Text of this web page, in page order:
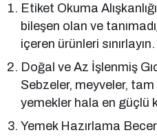
Etiket Okuma
bileşen olan ve
içeren ürünleri sınırlayın.
Doğal ve Az İşlenmiş
Sebzeler, meyveler, tam
yemekler hala en güçlü
Yemek Hazırlama